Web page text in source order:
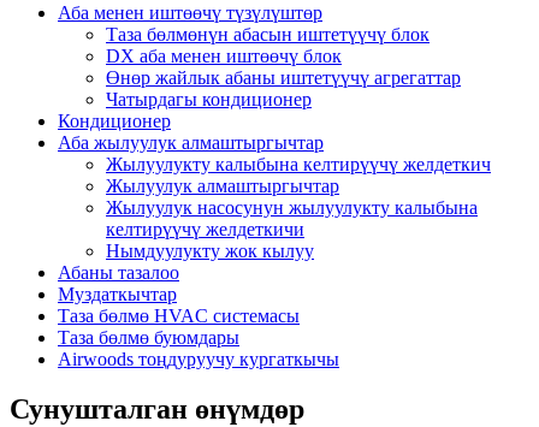
Аба менен иштөөчү түзүлүштөр
Таза бөлмөнүн абасын иштетүүчү блок
DX аба менен иштөөчү блок
Өнөр жайлык абаны иштетүүчү агрегаттар
Чатырдагы кондиционер
Кондиционер
Аба жылуулук алмаштыргычтар
Жылуулукту калыбына келтирүүчү желдеткич
Жылуулук алмаштыргычтар
Жылуулук насосунун жылуулукту калыбына
келтирүүчү желдеткичи
Нымдуулукту жок кылуу
Абаны тазалоо
Муздаткычтар
Таза бөлмө HVAC системасы
Таза бөлмө буюмдары
Airwoods тоңдуруучу кургаткычы
Сунушталган өнүмдөр